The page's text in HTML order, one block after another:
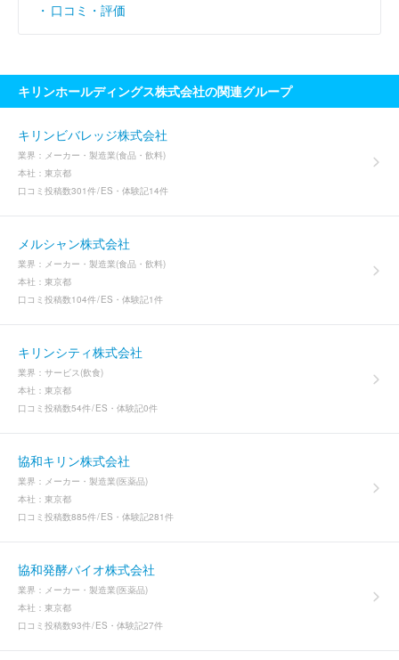
口コミ・評価
キリンホールディングス株式会社の関連グループ
キリンビバレッジ株式会社
業界： メーカー・製造業(食品・飲料)
本社： 東京都
口コミ投稿数301件 ES・体験記14件
メルシャン株式会社
業界： メーカー・製造業(食品・飲料)
本社： 東京都
口コミ投稿数104件 ES・体験記1件
キリンシティ株式会社
業界： サービス(飲食)
本社： 東京都
口コミ投稿数54件 ES・体験記0件
協和キリン株式会社
業界： メーカー・製造業(医薬品)
本社： 東京都
口コミ投稿数885件 ES・体験記281件
協和発酵バイオ株式会社
業界： メーカー・製造業(医薬品)
本社： 東京都
口コミ投稿数93件 ES・体験記27件